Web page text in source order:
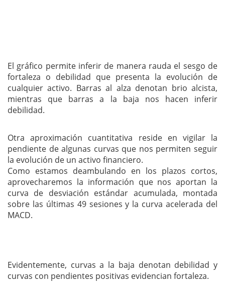
El gráfico permite inferir de manera rauda el sesgo de
fortaleza o debilidad que presenta la evolución de
cualquier activo. Barras al alza denotan brio alcista,
mientras que barras a la baja nos hacen inferir
debilidad.
Otra aproximación cuantitativa reside en vigilar la
pendiente de algunas curvas que nos permiten seguir
la evolución de un activo financiero.
Como estamos deambulando en los plazos cortos,
aprovecharemos la información que nos aportan la
curva de desviación estándar acumulada, montada
sobre las últimas 49 sesiones y la curva acelerada del
MACD.
Evidentemente, curvas a la baja denotan debilidad y
curvas con pendientes positivas evidencian fortaleza.